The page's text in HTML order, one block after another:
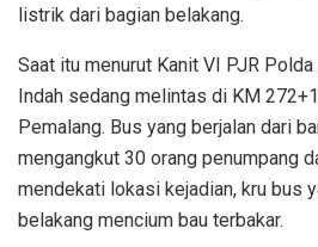
listrik dari bagian belakang.
Saat itu menurut Kanit VI PJR Polda
Indah sedang melintas di KM
Pemalang. Bus yang berjalan dari
mengangkut 30 orang penumpang
mendekati lokasi kejadian, kru bus
belakang mencium bau terbakar.